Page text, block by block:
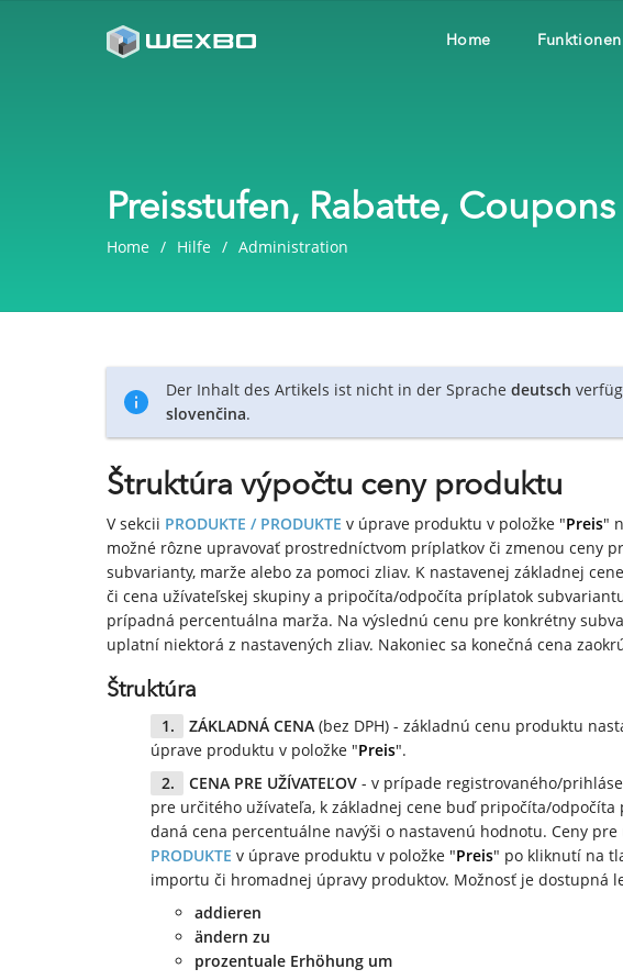
Home Funktionen
Preisstufen, Rabatte,
Home Hilfe Administration
Der Inhalt des Artikels ist nicht in der Sprache deutsch
slovenčina.
Štruktúra výpočtu ceny produktu
V sekcii PRODUKTE / PRODUKTE v úprave produktu v položke "Preis"
možné rôzne upravovať prostredníctvom príplatkov či zmenou ceny
subvarianty, marže alebo za pomoci zliav. K nastavenej základnej
či cena užívateľskej skupiny a pripočíta/odpočíta príplatok
prípadná percentuálna marža. Na výslednú cenu pre konkrétny
uplatní niektorá z nastavených zliav. Nakoniec sa konečná cena
Štruktúra
ZÁKLADNÁ CENA (bez DPH) - základnú cenu produktu
úprave produktu v položke "Preis".
CENA PRE UŽÍVATEĽOV - v prípade registrovaného/
pre určitého užívateľa, k základnej cene buď pripočíta/odpočíta
daná cena percentuálne navýši o nastavenú hodnotu. Ceny
PRODUKTE v úprave produktu v položke "Preis" po kliknutí na
importu či hromadnej úpravy produktov. Možnosť je dostupná
addieren
ändern zu
prozentuale Erhöhung um